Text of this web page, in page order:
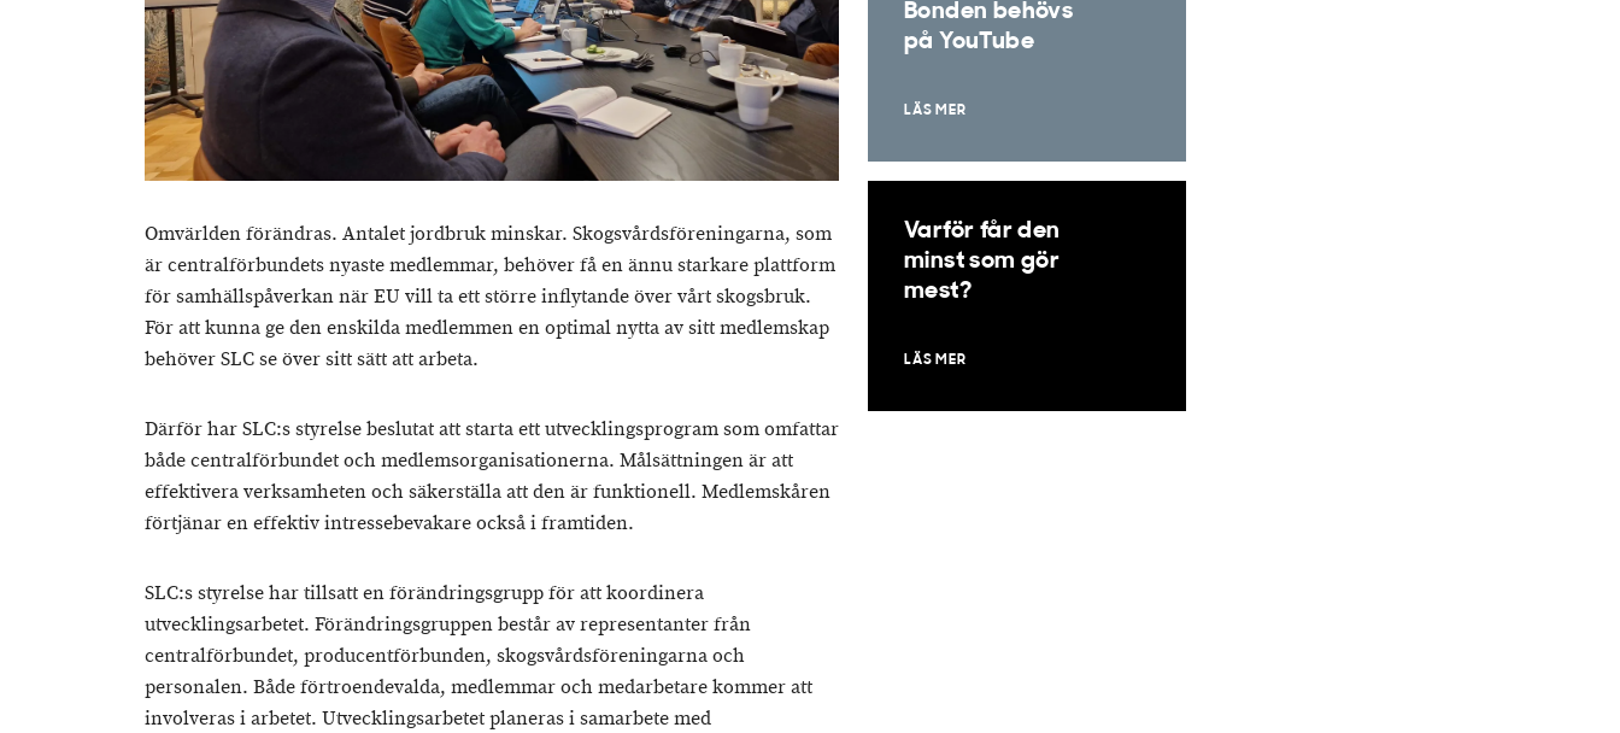
Omvärlden förändras. Antalet jordbruk minskar. Skogsvårdsföreningarna, som
är centralförbundets nyaste medlemmar, behöver få en ännu starkare plattform
för samhällspåverkan när EU vill ta ett större inflytande över vårt skogsbruk.
För att kunna ge den enskilda medlemmen en optimal nytta av sitt medlemskap
behöver SLC se över sitt sätt att arbeta.
Därför har SLC:s styrelse beslutat att starta ett utvecklingsprogram som omfattar
både centralförbundet och medlemsorganisationerna. Målsättningen är att
effektivera verksamheten och säkerställa att den är funktionell. Medlemskåren
förtjänar en effektiv intressebevakare också i framtiden.
SLC:s styrelse har tillsatt en förändringsgrupp för att koordinera
utvecklingsarbetet. Förändringsgruppen består av representanter från
centralförbundet, producentförbunden, skogsvårdsföreningarna och
personalen. Både förtroendevalda, medlemmar och medarbetare kommer att
involveras i arbetet. Utvecklingsarbetet planeras i samarbete med
Bonden behövs
på YouTube
LÄS MER
Varför får den
minst som gör
mest?
LÄS MER